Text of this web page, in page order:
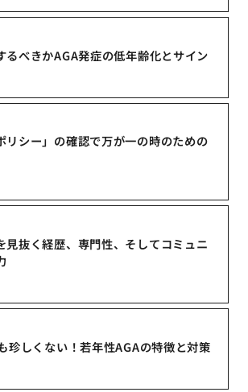
るべきかAGA発症の低年齢化とサイン
リシー」の確認で万が一の時のための
見抜く経歴、専門性、そしてコミュニ
珍しくない！若年性AGAの特徴と対策